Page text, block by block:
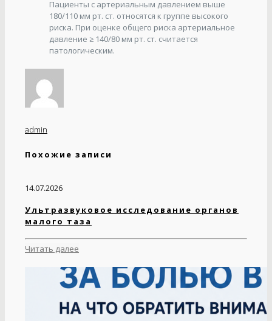
Пациенты с артериальным давлением выше
180/110 мм рт. ст. относятся к группе высокого
риска. При оценке общего риска артериальное
давление ≥ 140/80 мм рт. ст. считается
патологическим.
admin
Похожие записи
14.07.2026
Ультразвуковое исследование органов
малого таза
Читать далее